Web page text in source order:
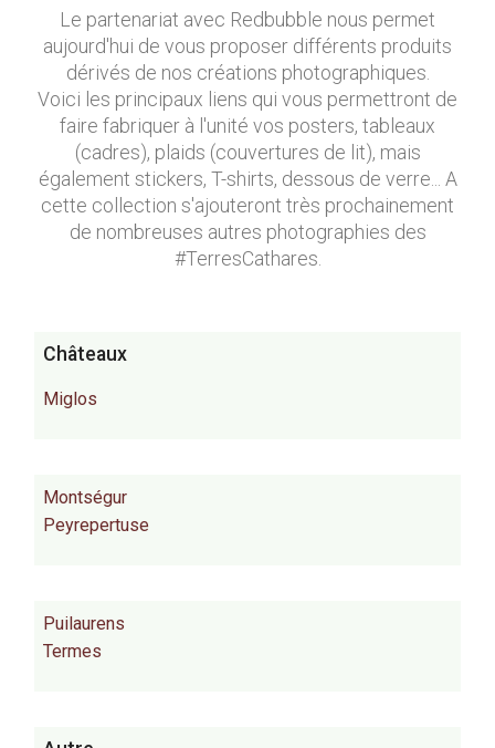
Le partenariat avec Redbubble nous permet
aujourd'hui de vous proposer différents produits
dérivés de nos créations photographiques.
Voici les principaux liens qui vous permettront de
faire fabriquer à l'unité vos posters, tableaux
(cadres), plaids (couvertures de lit), mais
également stickers, T-shirts, dessous de verre... A
cette collection s'ajouteront très prochainement
de nombreuses autres photographies des
#TerresCathares.
Châteaux
Miglos
Montségur
Peyrepertuse
Puilaurens
Termes